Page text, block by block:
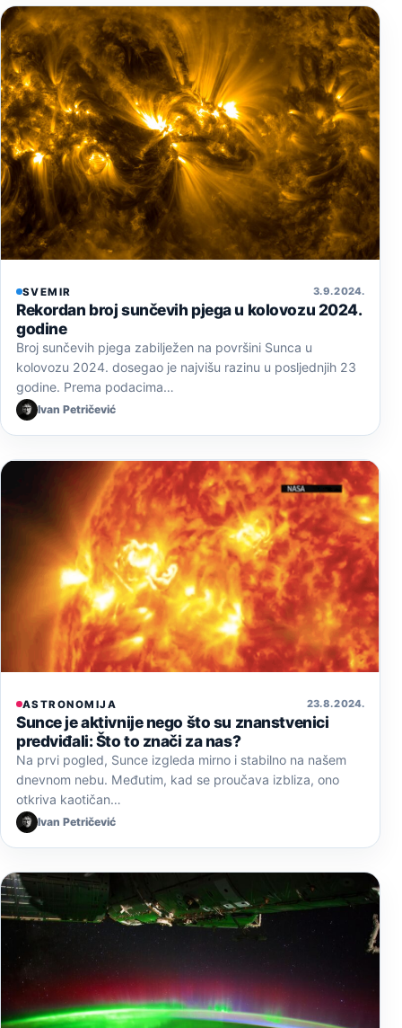
SVEMIR 3. 9. 2024.
Rekordan broj sunčevih pjega u kolovozu 2024.
godine
Broj sunčevih pjega zabilježen na površini Sunca u
kolovozu 2024. dosegao je najvišu razinu u posljednjih 23
godine. Prema podacima…
Ivan Petričević
ASTRONOMIJA 23. 8. 2024.
Sunce je aktivnije nego što su znanstvenici
predviđali: Što to znači za nas?
Na prvi pogled, Sunce izgleda mirno i stabilno na našem
dnevnom nebu. Međutim, kad se proučava izbliza, ono
otkriva kaotičan…
Ivan Petričević